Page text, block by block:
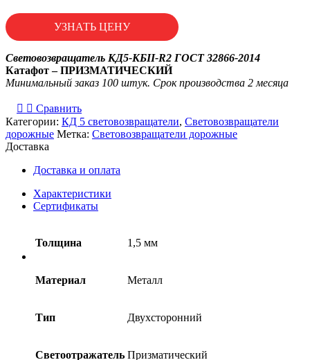
УЗНАТЬ ЦЕНУ
Световозвращатель КД5-КБII-R2 ГОСТ 32866-2014
Катафот – ПРИЗМАТИЧЕСКИЙ
Минимальный заказ 100 штук. Срок производства 2 месяца
Сравнить
Категории: КД 5 световозвращатели, Световозвращатели
дорожные Метка: Световозвращатели дорожные
Доставка
Доставка и оплата
Характеристики
Сертификаты
Толщина 1,5 мм
Материал Металл
Тип Двухсторонний
Светоотражатель Призматический